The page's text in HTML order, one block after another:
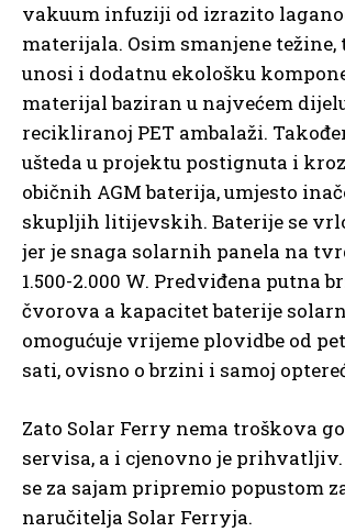
vakuum infuziji od izrazito
materijala. Osim smanjene težine,
unosi i dodatnu ekološku
materijal baziran u najvećem
recikliranoj PET ambalaži.
ušteda u projektu postignuta i
običnih AGM baterija, umjesto
skupljih litijevskih. Baterije se
jer je snaga solarnih panela na
1.500-2.000 W. Predviđena putna
čvorova a kapacitet baterije
omogućuje vrijeme plovidbe od
sati, ovisno o brzini i samoj
Zato Solar Ferry nema troškova
servisa, a i cjenovno je
se za sajam pripremio popustom
naručitelja Solar Ferryja.